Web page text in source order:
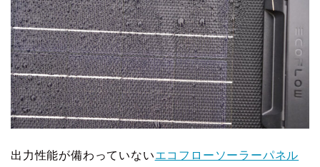
出力性能が備わっていないエコフローソーラーパネル